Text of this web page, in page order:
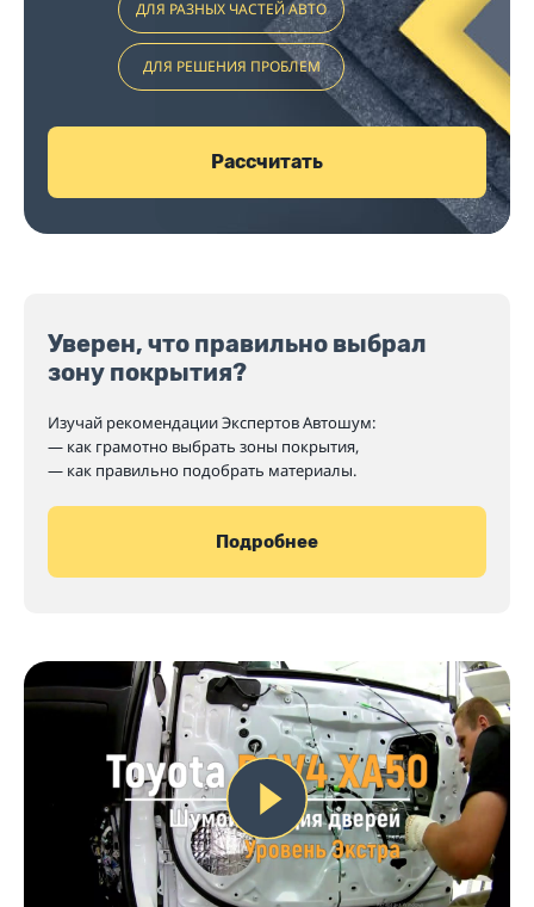
ДЛЯ РАЗНЫХ ЧАСТЕЙ АВТО
ДЛЯ РЕШЕНИЯ ПРОБЛЕМ
Рассчитать
Уверен, что правильно выбрал
зону покрытия?
Изучай рекомендации Экспертов Автошум:
— как грамотно выбрать зоны покрытия,
— как правильно подобрать материалы.
Подробнее